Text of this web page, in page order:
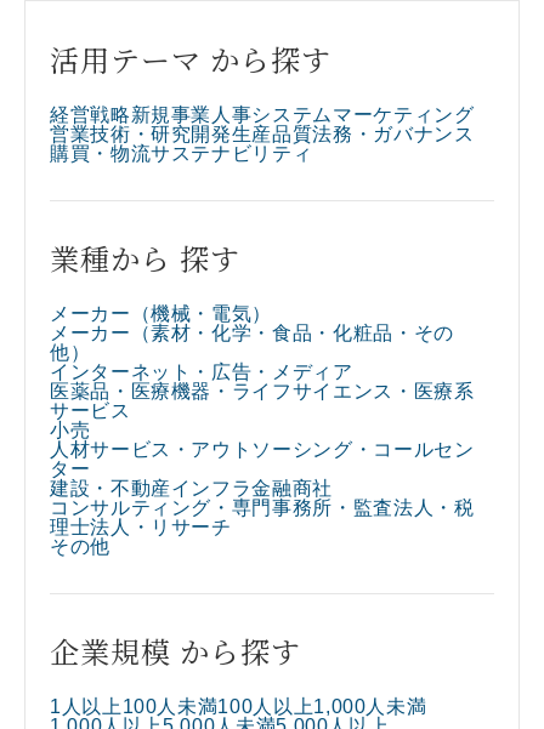
活用テーマ から探す
経営戦略新規事業 人事システム マーケティング
営業技術・研究開発生産品質法務・ガバナンス
購買・物流サステナビリティ
業種から 探す
メーカー（機械・電気）
メーカー（素材・化学・食品・化粧品・その
他）​
インターネット・広告・メディア​
医薬品・医療機器・ライフサイエンス・医療系
サービス​
小売​
人材サービス・アウトソーシング・コールセン
ター​
建設・不動産インフラ金融商社
コンサルティング・専門事務所・監査法人・税
理士法人・リサーチ​
その他
企業規模 から探す
1人以上100人未満100人以上1,000人未満